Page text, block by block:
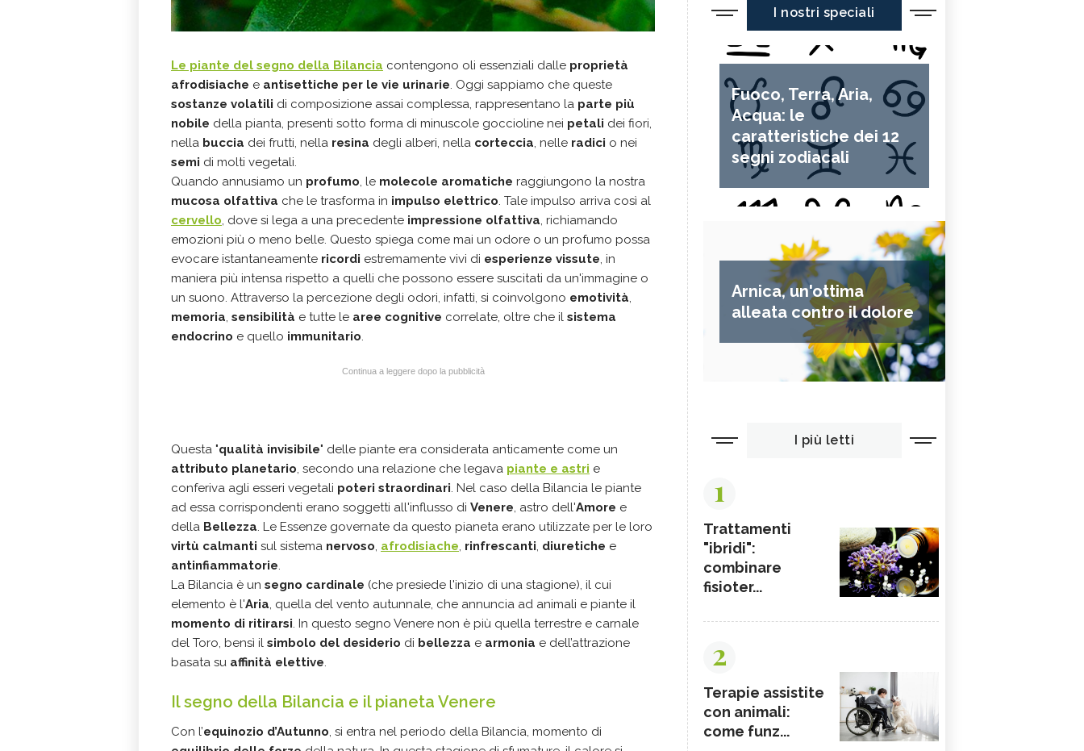
Le piante del segno della Bilancia contengono oli essenziali dalle proprietà
afrodisiache e antisettiche per le vie urinarie. Oggi sappiamo che queste
sostanze volatili di composizione assai complessa, rappresentano la parte più
nobile della pianta, presenti sotto forma di minuscole goccioline nei petali dei fiori,
nella buccia dei frutti, nella resina degli alberi, nella corteccia, nelle radici o nei
semi di molti vegetali.
Quando annusiamo un profumo, le molecole aromatiche raggiungono la nostra
mucosa olfattiva che le trasforma in impulso elettrico. Tale impulso arriva così al
cervello, dove si lega a una precedente impressione olfattiva, richiamando
emozioni più o meno belle. Questo spiega come mai un odore o un profumo possa
evocare istantaneamente ricordi estremamente vivi di esperienze vissute, in
maniera più intensa rispetto a quelli che possono essere suscitati da un'immagine o
un suono. Attraverso la percezione degli odori, infatti, si coinvolgono emotività,
memoria, sensibilità e tutte le aree cognitive correlate, oltre che il sistema
endocrino e quello immunitario.
Continua a leggere dopo la pubblicità
Questa "qualità invisibile" delle piante era considerata anticamente come un
attributo planetario, secondo una relazione che legava piante e astri e
conferiva agli esseri vegetali poteri straordinari. Nel caso della Bilancia le piante
ad essa corrispondenti erano soggetti all'influsso di Venere, astro dell'Amore e
della Bellezza. Le Essenze governate da questo pianeta erano utilizzate per le loro
virtù calmanti sul sistema nervoso, afrodisiache, rinfrescanti, diuretiche e
antinfiammatorie.
La Bilancia è un segno cardinale (che presiede l'inizio di una stagione), il cui
elemento è l'Aria, quella del vento autunnale, che annuncia ad animali e piante il
momento di ritirarsi. In questo segno Venere non è più quella terrestre e carnale
del Toro, bensì il simbolo del desiderio di bellezza e armonia e dell’attrazione
basata su affinità elettive.
Il segno della Bilancia e il pianeta Venere
Con l’equinozio d’Autunno, si entra nel periodo della Bilancia, momento di
I nostri speciali
Fuoco, Terra, Aria,
Acqua: le
caratteristiche dei 12
segni zodiacali
Arnica, un'ottima
alleata contro il dolore
I più letti
1
Trattamenti
"ibridi":
combinare
fisioter...
2
Terapie assistite
con animali:
come funz...